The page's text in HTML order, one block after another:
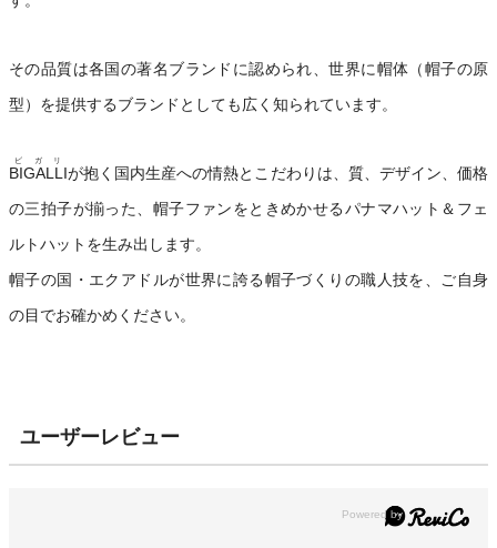
その品質は各国の著名ブランドに認められ、世界に帽体（帽子の原
型）を提供するブランドとしても広く知られています。
BIGALLI
ビガリ
が抱く国内生産への情熱とこだわりは、質、デザイン、価格
の三拍子が揃った、帽子ファンをときめかせるパナマハット＆フェ
ルトハットを生み出します。
帽子の国・エクアドルが世界に誇る帽子づくりの職人技を、ご自身
の目でお確かめください。
ユーザーレビュー